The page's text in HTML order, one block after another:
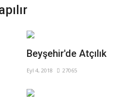
Beyşehir'de Atçılık
Eyl 4, 2018 27065